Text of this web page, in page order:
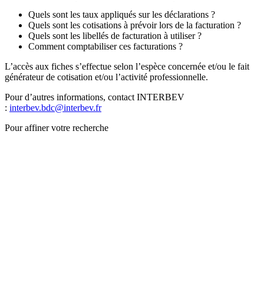
Quels sont les taux appliqués sur les déclarations ?
Quels sont les cotisations à prévoir lors de la facturation ?
Quels sont les libellés de facturation à utiliser ?
Comment comptabiliser ces facturations ?
L’accès aux fiches s’effectue selon l’espèce concernée et/ou le fait
générateur de cotisation et/ou l’activité professionnelle.
Pour d’autres informations, contact INTERBEV
: interbev.bdc@interbev.fr
Pour affiner votre recherche